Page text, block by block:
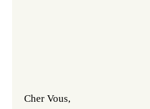
Cher Vous,